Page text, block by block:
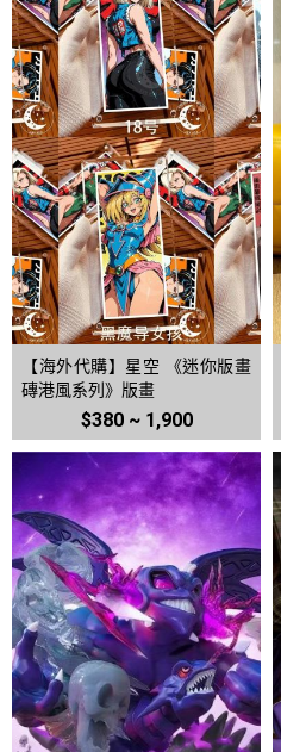
【海外代購】星空 《迷你版畫
磚港風系列》版畫
$380 ~ 1,900